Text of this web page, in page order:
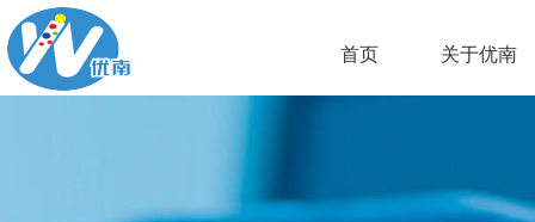
首页 关于优南